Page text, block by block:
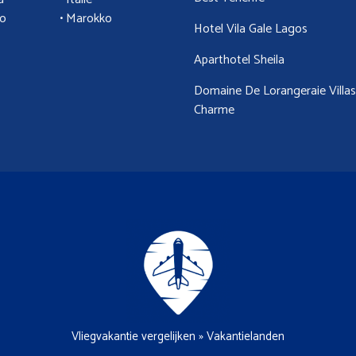
•Marokko
Hotel Vila Gale Lagos
Aparthotel Sheila
Domaine De Lorangeraie
Charme
Vliegvakantie vergelijken »Vakantielanden